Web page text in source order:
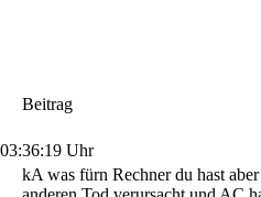
Beitrag
Uhr
kA was fürn Rechner du hast